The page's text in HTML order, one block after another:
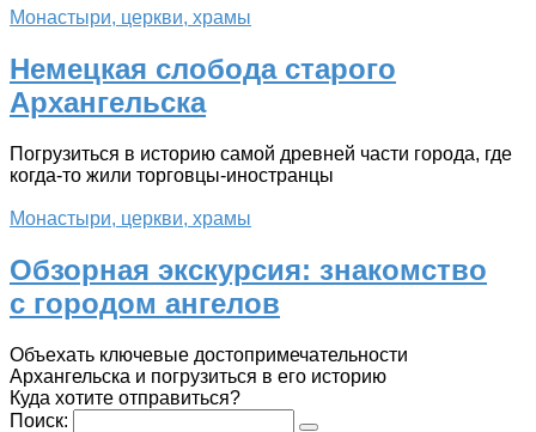
Монастыри, церкви, храмы
Немецкая слобода старого
Архангельска
Погрузиться в историю самой древней части города, где
когда-то жили торговцы-иностранцы
Монастыри, церкви, храмы
Обзорная экскурсия: знакомство
с городом ангелов
Объехать ключевые достопримечательности
Архангельска и погрузиться в его историю
Куда хотите отправиться?
Поиск: